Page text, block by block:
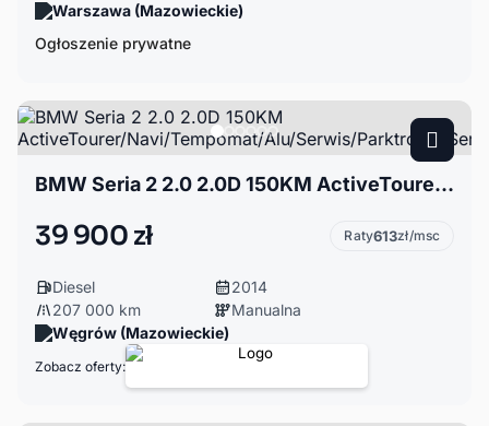
Warszawa (Mazowieckie)
Ogłoszenie prywatne
BMW Seria 2 2.0 2.0D 150KM ActiveTourer/Navi/Tempomat/Alu/Serwis/Parktronic/Serwis
39 900 zł Raty613zł/msc
Diesel
2014
207 000 km
Manualna
Węgrów (Mazowieckie)
Zobacz oferty: